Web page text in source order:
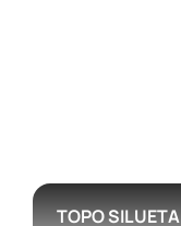
TOPO SILUETA